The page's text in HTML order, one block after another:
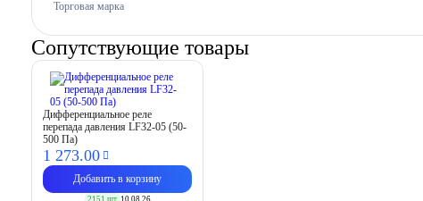
Торговая марка
Сопутствующие товары
Дифференциальное реле
перепада давления LF32-05 (50-
500 Па)
1 273.00
Добавить в корзину
2151 шт. 10.08.26